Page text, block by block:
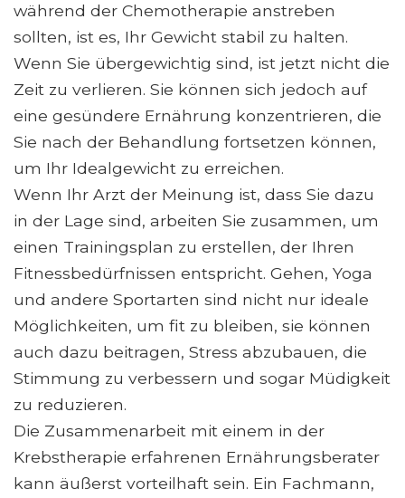
während der Chemotherapie anstreben
sollten, ist es, Ihr Gewicht stabil zu halten.
Wenn Sie übergewichtig sind, ist jetzt nicht die
Zeit zu verlieren. Sie können sich jedoch auf
eine gesündere Ernährung konzentrieren, die
Sie nach der Behandlung fortsetzen können,
um Ihr Idealgewicht zu erreichen.
Wenn Ihr Arzt der Meinung ist, dass Sie dazu
in der Lage sind, arbeiten Sie zusammen, um
einen Trainingsplan zu erstellen, der Ihren
Fitnessbedürfnissen entspricht. Gehen, Yoga
und andere Sportarten sind nicht nur ideale
Möglichkeiten, um fit zu bleiben, sie können
auch dazu beitragen, Stress abzubauen, die
Stimmung zu verbessern und sogar Müdigkeit
zu reduzieren.
Die Zusammenarbeit mit einem in der
Krebstherapie erfahrenen Ernährungsberater
kann äußerst vorteilhaft sein. Ein Fachmann,